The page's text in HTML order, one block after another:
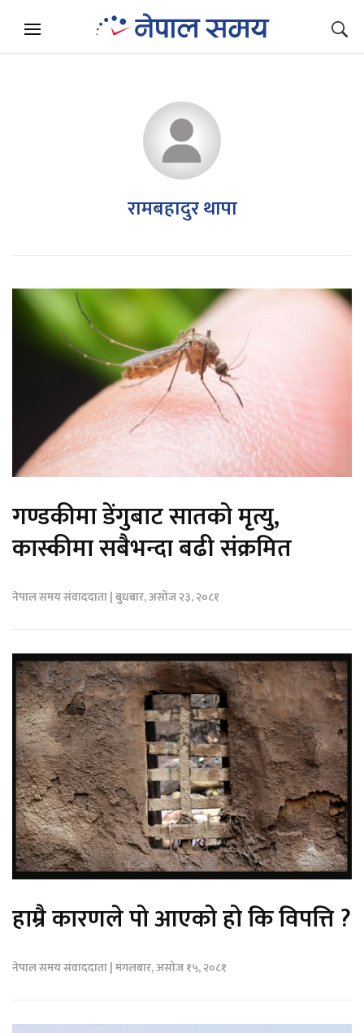
रामबहादुर थापा
गण्डकीमा डेंगुबाट सातको मृत्यु,
कास्कीमा सबैभन्दा बढी संक्रमित
नेपाल समय संवाददाता | बुधबार, असोज २३, २०८१
हाम्रै कारणले पो आएको हो कि विपत्ति ?
नेपाल समय संवाददाता | मंगलबार, असोज १५, २०८१